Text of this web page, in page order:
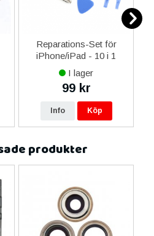
Reparations-Set för
iPhone/iPad - 10 i 1
I lager
99 kr
Info Köp
produkter